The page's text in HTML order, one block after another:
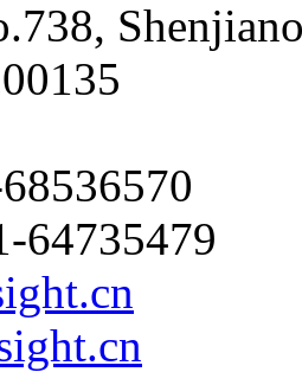
64735479